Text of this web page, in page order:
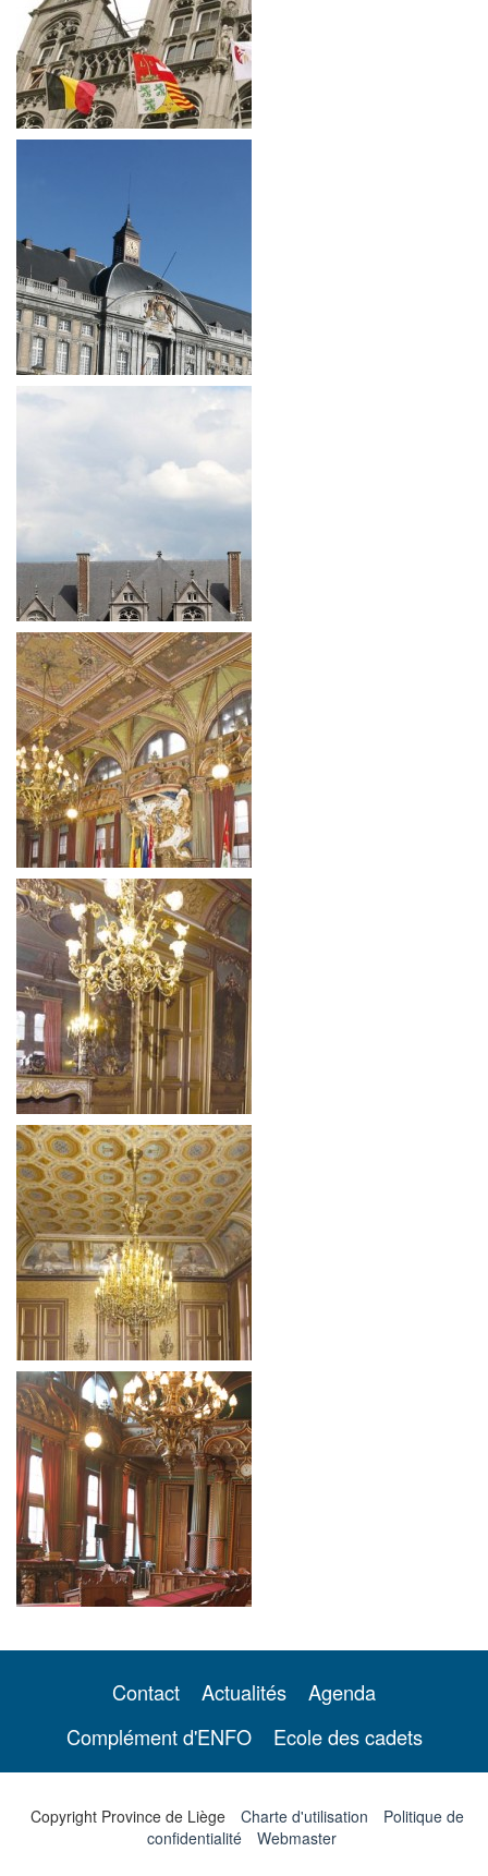
Contact Actualités
Agenda
Complément d'ENFO
Ecole des cadets
Copyright Province de Liège Charte d'utilisation
Politique de
confidentialité
Webmaster